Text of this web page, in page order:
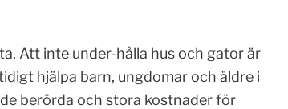
Att inte under-hålla hus och gator är
hjälpa barn, ungdomar och äldre i
berörda och stora kostnader för